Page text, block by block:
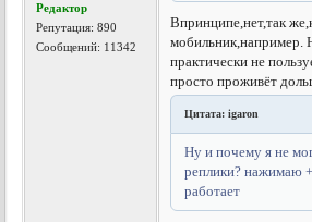
Редактор
Репутация:890
Сообщений: 11342
Впринципе,нет,так
мобильник,например.
практически не
просто проживёт
Цитата: igaron
Ну и почему я не
реплики? нажимаю
работает